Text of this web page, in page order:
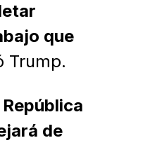
que
Trump.
de